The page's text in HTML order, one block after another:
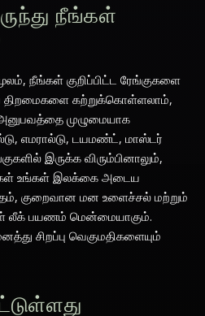
நீங்கள்
நீங்கள் குறிப்பிட்ட ரேங்குகளை
திறமைகளை கற்றுக்கொள்ளலாம்,
முழுமையாக
எமரால்டு, டயமண்ட், மாஸ்டர்
இருக்க விரும்பினாலும்,
உங்கள் இலக்கை அடைய
குறைவான மன உளைச்சல் மற்றும்
லீக் பயணம் மென்மையாகும்.
சிறப்பு வெகுமதிகளையும்